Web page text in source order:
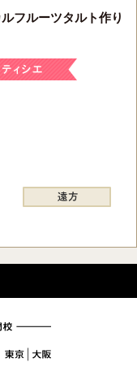
フルーツタルト作り